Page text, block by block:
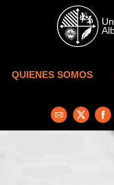
Skip to main content
QUIENES SOMOS